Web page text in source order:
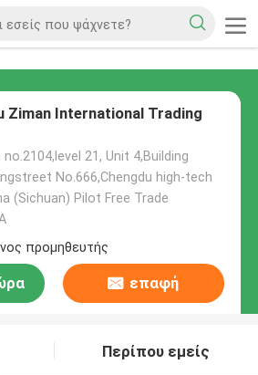
Ziman International Trading
no.2104,level 21, Unit 4,Building
No.666,Chengdu high-tech
(Sichuan) Pilot Free Trade
προμηθευτής
επαφή
Περίπου εμείς